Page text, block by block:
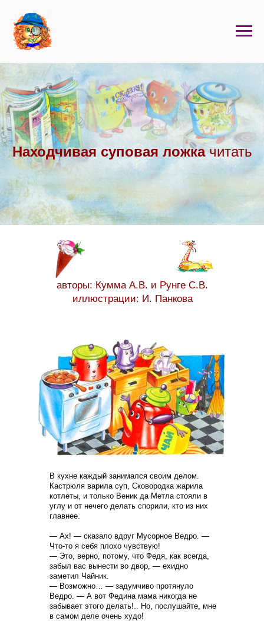
Находчивая суповая ложкачитать
авторы: Кумма А.В. и Рунге С.В.
иллюстрации: И. Панкова
В кухне каждый занимался своим делом.
Кастрюля варила суп, Сковородка жарила
котлеты, и только Веник да Метла стояли в
углу и от нечего делать спорили, кто из них
главнее.
— Ах! — сказало вдруг Мусорное Ведро. —
Что-то я себя плохо чувствую!
— Это, верно, потому, что Федя, как всегда,
забыл вас вынести во двор, — ехидно
заметил Чайник.
— Возможно… — задумчиво протянуло
Ведро. — А вот Федина мама никогда не
забывает этого делать!.. Но, послушайте, мне
в самом деле очень худо!